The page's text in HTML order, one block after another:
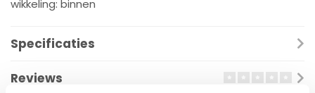
wikkeling: binnen
Specificaties
Reviews